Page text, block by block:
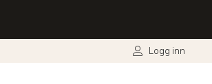
Logg inn